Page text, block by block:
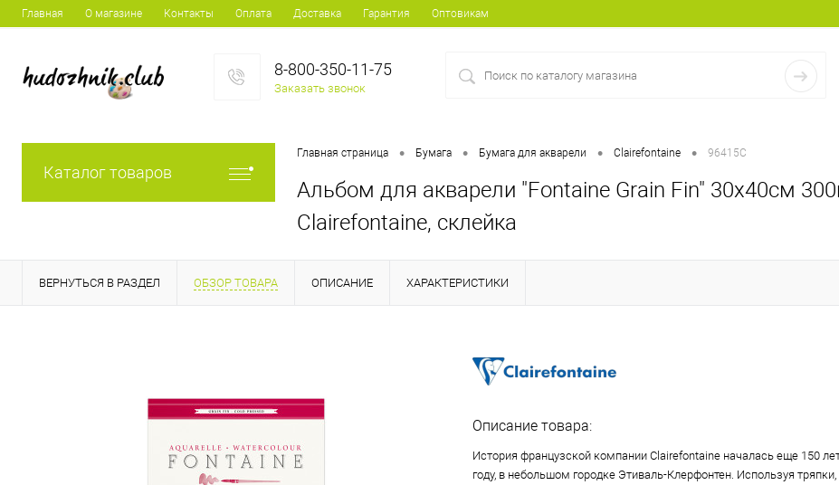
Главная О магазине Контакты Оплата Доставка Гарантия Оптовикам
8-800-350-11-75
Заказать звонок
Каталог товаров
Главная страница • Бумага • Бумага для акварели • Clairefontaine • 96415C
Альбом для акварели "Fontaine Grain Fin" 30х40см
Clairefontaine, склейка
ВЕРНУТЬСЯ В РАЗДЕЛ ОБЗОР ТОВАРА ОПИСАНИЕ ХАРАКТЕРИСТИКИ
Описание товара:
История французской компании Clairefontaine началась еще 150
году, в небольшом городке Этиваль-Клерфонтен. Используя